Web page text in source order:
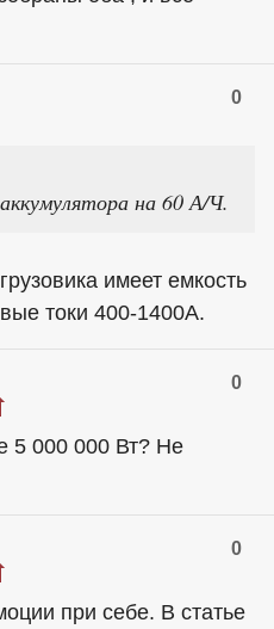
0
на 60 А/Ч.
имеет емкость
токи 400-1400А.
0
5 000 000 Вт? Не
0
при себе. В статье